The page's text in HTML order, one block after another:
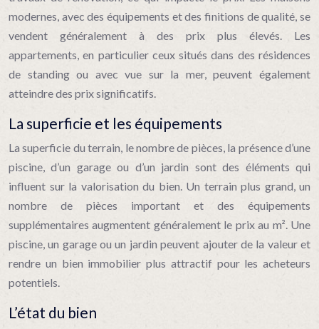
modernes, avec des équipements et des finitions de qualité, se
vendent généralement à des prix plus élevés. Les
appartements, en particulier ceux situés dans des résidences
de standing ou avec vue sur la mer, peuvent également
atteindre des prix significatifs.
La superficie et les équipements
La superficie du terrain, le nombre de pièces, la présence d’une
piscine, d’un garage ou d’un jardin sont des éléments qui
influent sur la valorisation du bien. Un terrain plus grand, un
nombre de pièces important et des équipements
supplémentaires augmentent généralement le prix au m². Une
piscine, un garage ou un jardin peuvent ajouter de la valeur et
rendre un bien immobilier plus attractif pour les acheteurs
potentiels.
L’état du bien